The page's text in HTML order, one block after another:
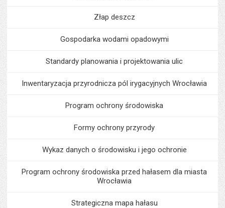
Złap deszcz
Gospodarka wodami opadowymi
Standardy planowania i projektowania ulic
Inwentaryzacja przyrodnicza pól irygacyjnych Wrocławia
Program ochrony środowiska
Formy ochrony przyrody
Wykaz danych o środowisku i jego ochronie
Program ochrony środowiska przed hałasem dla miasta
Wrocławia
Strategiczna mapa hałasu